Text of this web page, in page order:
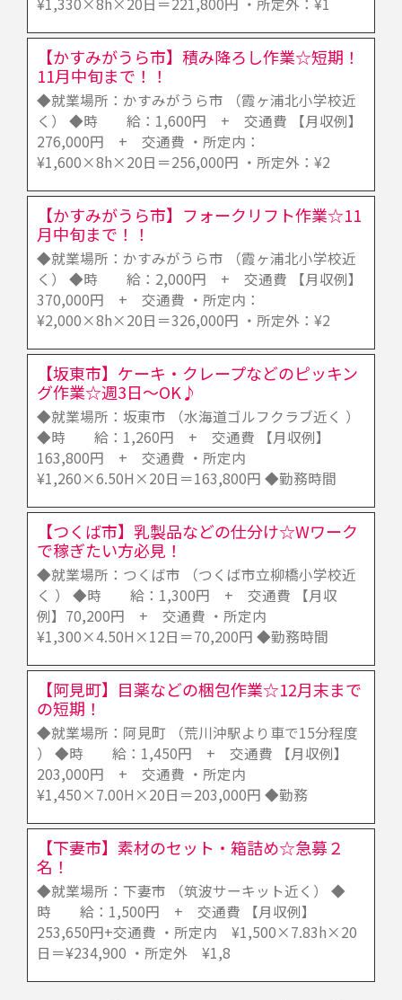
¥1,330×8h×20日＝221,800円 ・所定外：¥1
【かすみがうら市】積み降ろし作業☆短期！
11月中旬まで！！
◆就業場所：かすみがうら市 （霞ヶ浦北小学校近
く） ◆時 給：1,600円 + 交通費 【月収例】
276,000円 + 交通費 ・所定内：
¥1,600×8h×20日＝256,000円 ・所定外：¥2
【かすみがうら市】フォークリフト作業☆11
月中旬まで！！
◆就業場所：かすみがうら市 （霞ヶ浦北小学校近
く） ◆時 給：2,000円 + 交通費 【月収例】
370,000円 + 交通費 ・所定内：
¥2,000×8h×20日＝326,000円 ・所定外：¥2
【坂東市】ケーキ・クレープなどのピッキン
グ作業☆週3日～OK♪
◆就業場所：坂東市 （水海道ゴルフクラブ近く ）
◆時 給：1,260円 + 交通費 【月収例】
163,800円 + 交通費 ・所定内
¥1,260×6.50H×20日＝163,800円 ◆勤務時間
【つくば市】乳製品などの仕分け☆Wワーク
で稼ぎたい方必見！
◆就業場所：つくば市 （つくば市立柳橋小学校近
く ） ◆時 給：1,300円 + 交通費 【月収
例】70,200円 + 交通費 ・所定内
¥1,300×4.50H×12日＝70,200円 ◆勤務時間
【阿見町】目薬などの梱包作業☆12月末まで
の短期！
◆就業場所：阿見町 （荒川沖駅より車で15分程度
） ◆時 給：1,450円 + 交通費 【月収例】
203,000円 + 交通費 ・所定内
¥1,450×7.00H×20日＝203,000円 ◆勤務
【下妻市】素材のセット・箱詰め☆急募２
名！
◆就業場所：下妻市 （筑波サーキット近く） ◆
時 給：1,500円 + 交通費 【月収例】
253,650円+交通費 ・所定内 ¥1,500×7.83h×20
日＝¥234,900 ・所定外 ¥1,8